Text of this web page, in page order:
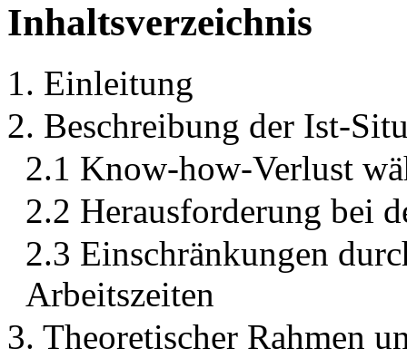
Inhaltsverzeichnis
1. Einleitung
2. Beschreibung der Ist-
2.1 Know-how-Verlust
2.2 Herausforderung bei
2.3 Einschränkungen
Arbeitszeiten
3. Theoretischer Rahmen